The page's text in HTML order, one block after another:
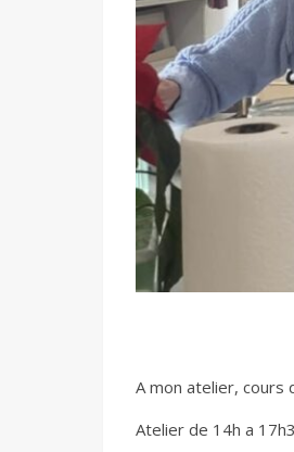
A mon atelier, cours
Atelier de 14h a